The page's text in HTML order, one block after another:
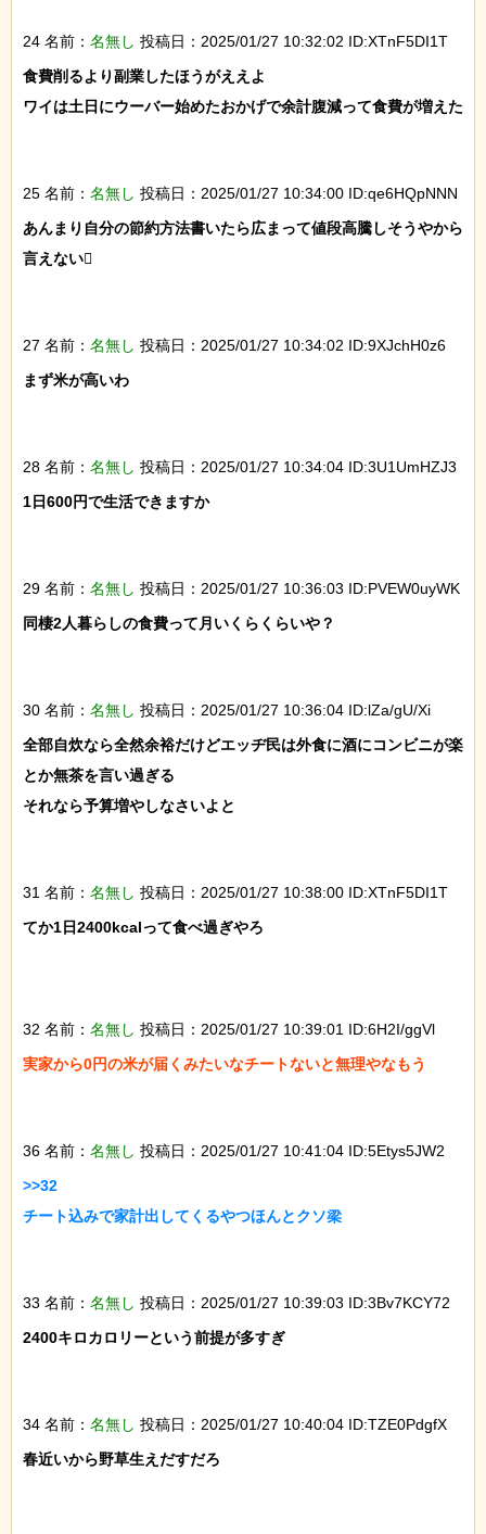
24 名前： 名無し 投稿日：2025/01/27 10:32:02 ID:XTnF5DI1T
食費削るより副業したほうがええよ
ワイは土日にウーバー始めたおかげで余計腹減って食費が増えた
25 名前： 名無し 投稿日：2025/01/27 10:34:00 ID:qe6HQpNNN
あんまり自分の節約方法書いたら広まって値段高騰しそうやから
言えない
27 名前： 名無し 投稿日：2025/01/27 10:34:02 ID:9XJchH0z6
まず米が高いわ
28 名前： 名無し 投稿日：2025/01/27 10:34:04 ID:3U1UmHZJ3
1日600円で生活できますか
29 名前： 名無し 投稿日：2025/01/27 10:36:03 ID:PVEW0uyWK
同棲2人暮らしの食費って月いくらくらいや？
30 名前： 名無し 投稿日：2025/01/27 10:36:04 ID:lZa/gU/Xi
全部自炊なら全然余裕だけどエッヂ民は外食に酒にコンビニが楽
とか無茶を言い過ぎる
それなら予算増やしなさいよと
31 名前： 名無し 投稿日：2025/01/27 10:38:00 ID:XTnF5DI1T
てか1日2400kcalって食べ過ぎやろ
32 名前： 名無し 投稿日：2025/01/27 10:39:01 ID:6H2I/ggVl
実家から0円の米が届くみたいなチートないと無理やなもう
36 名前： 名無し 投稿日：2025/01/27 10:41:04 ID:5Etys5JW2
>>32
チート込みで家計出してくるやつほんとクソ梁
33 名前： 名無し 投稿日：2025/01/27 10:39:03 ID:3Bv7KCY72
2400キロカロリーという前提が多すぎ
34 名前： 名無し 投稿日：2025/01/27 10:40:04 ID:TZE0PdgfX
春近いから野草生えだすだろ